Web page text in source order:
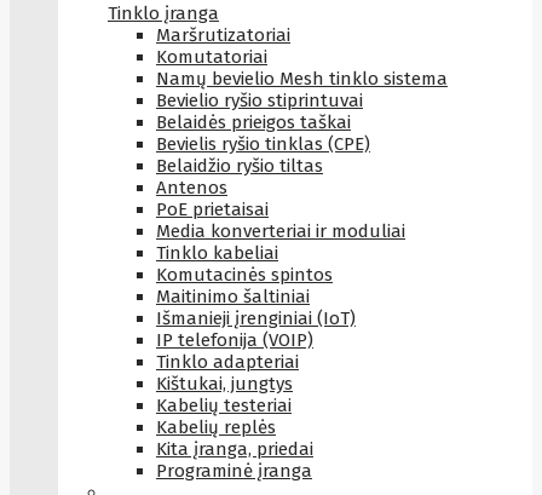
Tinklo įranga
Maršrutizatoriai
Komutatoriai
Namų bevielio Mesh tinklo sistema
Bevielio ryšio stiprintuvai
Belaidės prieigos taškai
Bevielis ryšio tinklas (CPE)
Belaidžio ryšio tiltas
Antenos
PoE prietaisai
Media konverteriai ir moduliai
Tinklo kabeliai
Komutacinės spintos
Maitinimo šaltiniai
Išmanieji įrenginiai (IoT)
IP telefonija (VOIP)
Tinklo adapteriai
Kištukai, jungtys
Kabelių testeriai
Kabelių replės
Kita įranga, priedai
Programinė įranga